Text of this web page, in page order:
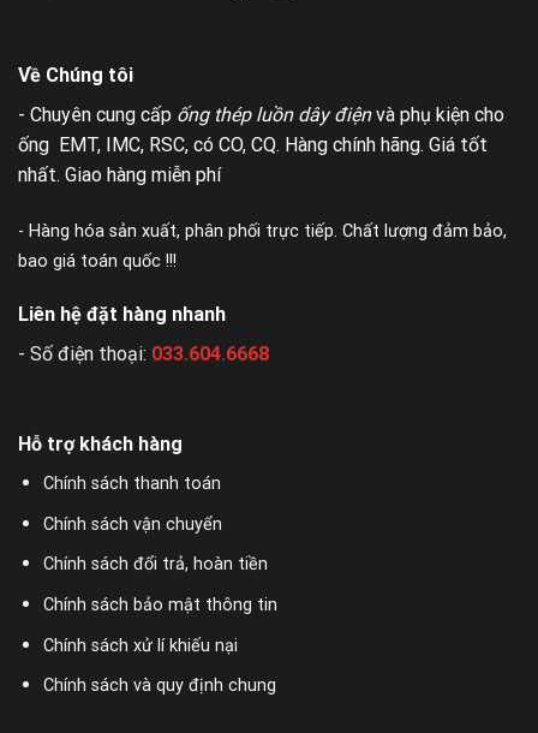
Về Chúng tôi
- Chuyên cung cấp ống thép luồn dây điệnvà phụ kiện cho
ống EMT, IMC, RSC, có CO, CQ. Hàng chính hãng. Giá tốt
nhất. Giao hàng miễn phí
- Hàng hóa sản xuất, phân phối trực tiếp. Chất lượng đảm bảo,
bao giá toán quốc !!!
Liên hệ đặt hàng nhanh
- Số điện thoại: 033.604.6668
Hỗ trợ khách hàng
Chính sách thanh toán
Chính sách vận chuyển
Chính sách đổi trả, hoàn tiền
Chính sách bảo mật thông tin
Chính sách xử lí khiếu nại
Chính sách và quy định chung